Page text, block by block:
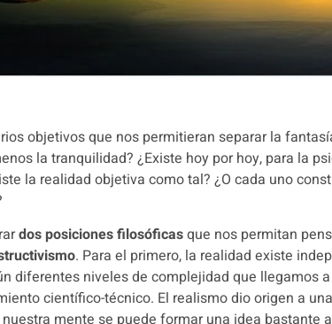
objetivos que nos permitieran separar la
la tranquilidad?¿Existe hoy por hoy, para la
la realidad objetiva como tal?¿O cada uno
dos posiciones filosóficasque nos permitan
. Para el primero, la realidad existe
diferentes niveles de complejidad que llegamos
científico-técnico. El realismo dio origen a
mente se puede formar una idea bastante